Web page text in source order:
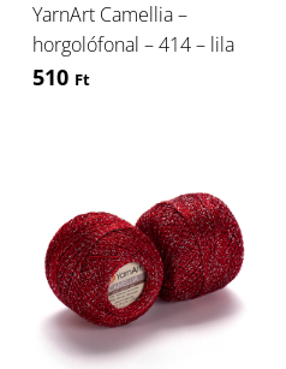
YarnArt Camellia –
horgolófonal – 414 – lila
510 Ft